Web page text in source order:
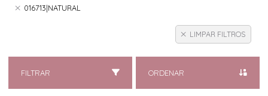
016713|NATURAL
LIMPAR FILTROS
FILTRAR ORDENAR